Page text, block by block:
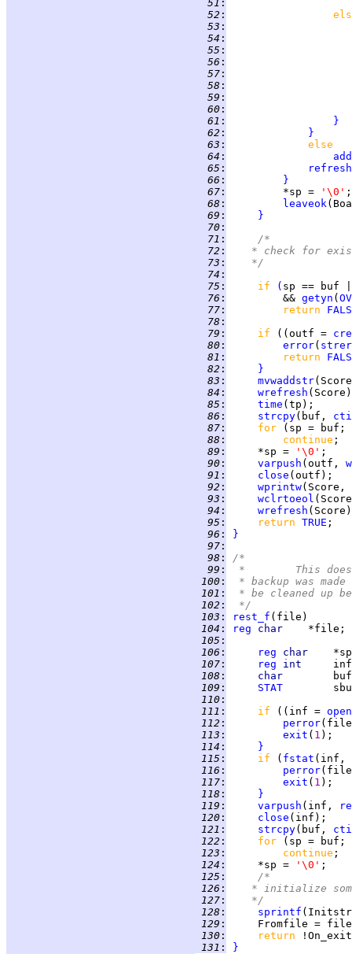
  51
:
  52
:
  53
:
  54
:
  55
:
  56
:
  57
:
  58
:
  59
:
  60
:
  61
:
}
  62
:
}
  63
:
else
  64
:
  65
:
refresh
  66
:
}
  67
:
         *sp =
'\0'
  68
: leaveok
  69
:
}
  70
:
  71
:
/*
  72
:
* check for
  73
:
	 */
  74
:
  75
: if ( sp ==
  76
:
         &&
getyn (
  77
: return
  78
:
  79
: if ((outf =
  80
: error(
  81
: return
  82
:
}
  83
: mvwaddstr
  84
:
wrefresh
  85
: time
  86
: strcpy(buf,
  87
: for
(sp =
  88
: continue
  89
:
     *sp =
'\0'
  90
: varpush (outf,
  91
: close
  92
: wprintw(Score,
  93
:
wclrtoeol
  94
:
wrefresh
  95
: return TRUE
  96
:
}
  97
:
  98
:
/*
  99
:
*	This
100 :
* backup was
101 :
* be cleaned up
102 :
*/
103 : rest_f
104 : reg char *file;
105 :
106 : reg
char
107 : reg
int
108 : char
109 :
STAT
110 :
111 : if ((inf = open
112 :
perror
113 : exit ( 1
114 :
}
115 : if ( fstat (inf,
116 :
perror
117 : exit ( 1
118 :
}
119 : varpush (inf,
120 : close
121 : strcpy(buf,
122 : for
(sp =
123 : continue
124 :
     *sp =
'\0'
125 :
/*
126 :
* initialize
127 :
	 */
128 : sprintf
129 :
130 :
return
131 : }